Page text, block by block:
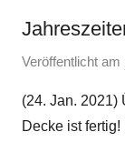
Veröffentlicht am
(24. Jan. 2021)
Decke ist